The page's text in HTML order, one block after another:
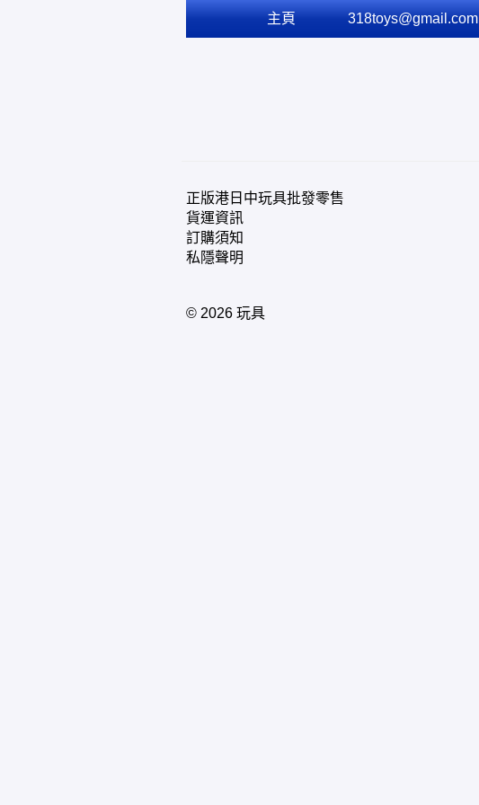
主頁 318toys@gmail.com
正版港日中玩具批發零售
貨運資訊
訂購須知
私隱聲明
© 2026 玩具